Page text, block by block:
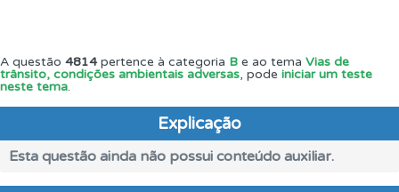
A questão 4814pertence à categoria B e ao tema Vias de
trânsito, condições ambientais adversas, pode iniciar um teste
neste tema.
Explicação
Esta questão ainda não possui conteúdo auxiliar.